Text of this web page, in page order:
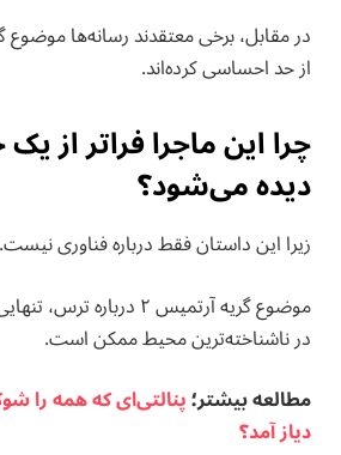
از حد احساسی کرده‌اند.
چرا این ماجرا فراتر از
دیده می‌شود؟
زیرا این داستان فقط درباره فناوری نیست.
موضوع گریه آرتمیس ۲
در ناشناخته‌ترین محیط ممکن است.
مطالعه بيشتر؛پنالتی‌ای که همه را
دیاز آمد؟